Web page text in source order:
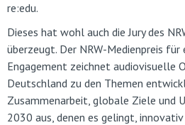
re:edu.
Dieses hat wohl auch die Jury des
überzeugt. Der NRW-Medienpreis
Engagement zeichnet audiovisuelle
Deutschland zu den Themen
Zusammenarbeit, globale Ziele und
2030 aus, denen es gelingt,